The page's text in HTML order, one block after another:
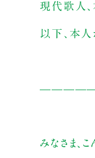
現代歌人、
以下、本人
みなさま、こ